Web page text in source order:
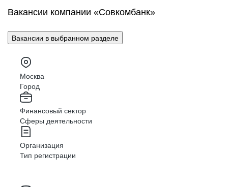
Вакансии компании «Совкомбанк»
Вакансии в выбранном разделе
Москва
Город
Финансовый сектор
Сферы деятельности
Организация
Тип регистрации